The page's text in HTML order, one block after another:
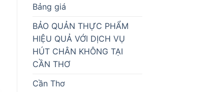
Bảng giá
BẢO QUẢN THỰC PHẨM
HIỆU QUẢ VỚI DỊCH VỤ
HÚT CHÂN KHÔNG TẠI
CẦN THƠ
Cần Thơ